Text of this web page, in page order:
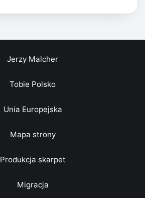
Jerzy Malcher
Tobie Polsko
Unia Europejska
Mapa strony
Produkcja skarpet
Migracja